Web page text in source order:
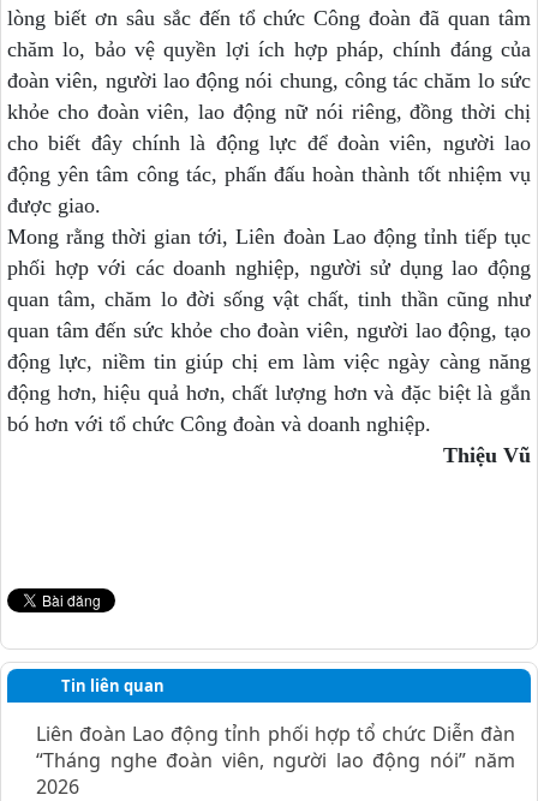
lòng biết ơn sâu sắc đến tổ chức Công đoàn đã quan tâm
chăm lo, bảo vệ quyền lợi ích hợp pháp, chính đáng của
đoàn viên, người lao động nói chung, công tác chăm lo sức
khỏe cho đoàn viên, lao động nữ nói riêng, đồng thời chị
cho biết đây chính là động lực để đoàn viên, người lao
động yên tâm công tác, phấn đấu hoàn thành tốt nhiệm vụ
được giao.
Mong rằng thời gian tới, Liên đoàn Lao động tỉnh tiếp tục
phối hợp với các doanh nghiệp, người sử dụng lao động
quan tâm, chăm lo đời sống vật chất, tinh thần cũng như
quan tâm đến sức khỏe cho đoàn viên, người lao động, tạo
động lực, niềm tin giúp chị em làm việcngày càng năng
động hơn, hiệu quả hơn, chất lượng hơn và đặc biệt là gắn
bó hơn với tổ chức Công đoàn và doanh nghiệp.
Thiệu Vũ
Tin liên quan
Liên đoàn Lao động tỉnh phối hợp tổ chức Diễn đàn
“Tháng nghe đoàn viên, người lao động nói” năm
2026